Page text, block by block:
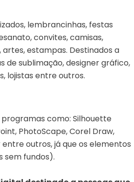
lembrancinhas, festas
convites, camisas,
estampas. Destinados a
de sublimação, designer gráfico,
lojistas entre outros.
como: Silhouette
PhotoScape, Corel Draw,
outros, já que os elementos
sem fundos).